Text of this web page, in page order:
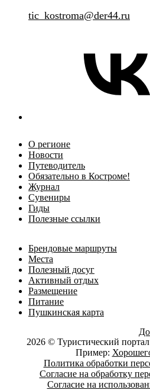
tic_kostroma@der44.ru
О регионе
Новости
Путеводитель
Обязательно в Костроме!
Журнал
Сувениры
Гиды
Полезные ссылки
Брендовые маршруты
Места
Полезный досуг
Активный отдых
Размещение
Питание
Пушкинская карта
2026 © Туристический
Пример:
Политика обработки
Согласие на обработку
Согласие на